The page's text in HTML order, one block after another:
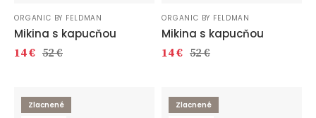
ORGANIC BY FELDMAN
Mikina s kapucňou
14 € 52 €
ORGANIC BY FELDMAN
Mikina s kapucňou
14 € 52 €
Zlacnené
Zlacnené